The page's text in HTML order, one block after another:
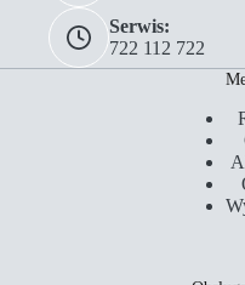
Serwis:
722 112 722